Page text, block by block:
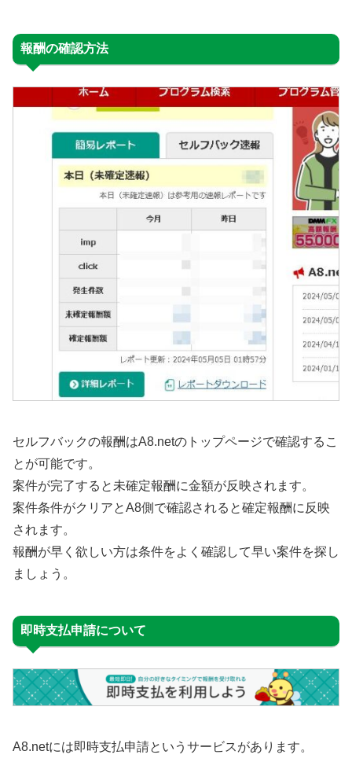
報酬の確認方法
セルフバックの報酬はA8.netのトップページで確認するこ
とが可能です。
案件が完了すると未確定報酬に金額が反映されます。
案件条件がクリアとA8側で確認されると確定報酬に反映
されます。
報酬が早く欲しい方は条件をよく確認して早い案件を探し
ましょう。
即時支払申請について
A8.netには即時支払申請というサービスがあります。